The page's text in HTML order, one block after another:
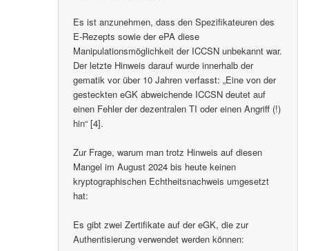
Es ist anzunehmen, dass den Spezifikateuren des
E-Rezepts sowie der ePA diese
Manipulationsmöglichkeit der ICCSN unbekannt war.
Der letzte Hinweis darauf wurde innerhalb der
gematik vor über 10 Jahren verfasst: „Eine von der
gesteckten eGK abweichende ICCSN deutet auf
einen Fehler der dezentralen TI oder einen Angriff (!)
hin“ [4].
Zur Frage, warum man trotz Hinweis auf diesen
Mangel im August 2024 bis heute keinen
kryptographischen Echtheitsnachweis umgesetzt
hat:
Es gibt zwei Zertifikate auf der eGK, die zur
Authentisierung verwendet werden können: